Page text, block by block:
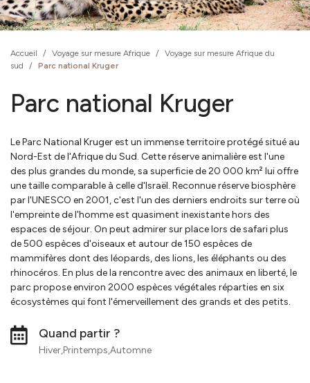
Accueil / Voyage sur mesure Afrique / Voyage sur mesure Afrique du
sud
/ Parc national Kruger
Parc national Kruger
Le Parc National Kruger est un immense territoire protégé situé au
Nord-Est de l'Afrique du Sud. Cette réserve animalière est l'une
des plus grandes du monde, sa superficie de 20 000 km² lui offre
une taille comparable à celle d'Israël. Reconnue réserve biosphère
par l'UNESCO en 2001, c'est l'un des derniers endroits sur terre où
l'empreinte de l'homme est quasiment inexistante hors des
espaces de séjour. On peut admirer sur place lors de safari plus
de 500 espèces d'oiseaux et autour de 150 espèces de
mammifères dont des léopards, des lions, les éléphants ou des
rhinocéros. En plus de la rencontre avec des animaux en liberté, le
parc propose environ 2000 espèces végétales réparties en six
écosystèmes qui font l'émerveillement des grands et des petits.
Quand partir ?
Hiver,Printemps,Automne